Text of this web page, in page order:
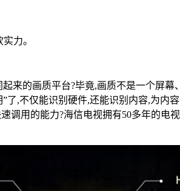
力。
来的画质平台?毕竟,画质不是一个屏
,不仅能识别硬件,还能识别内容,为内
调用的能力?海信电视拥有50多年的